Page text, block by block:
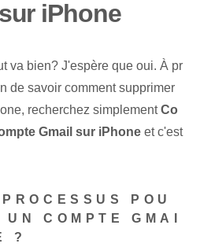
iPhone
va bien? J'espère que oui. À pr
de savoir comment supprimer
recherchez simplementCo
Gmail sur iPhone ⁤ et c'est
POU
COMPTE GMAI
?